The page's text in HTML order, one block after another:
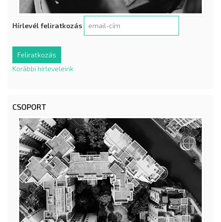
Hírlevél feliratkozás
Korábbi hírleveleink
CSOPORT